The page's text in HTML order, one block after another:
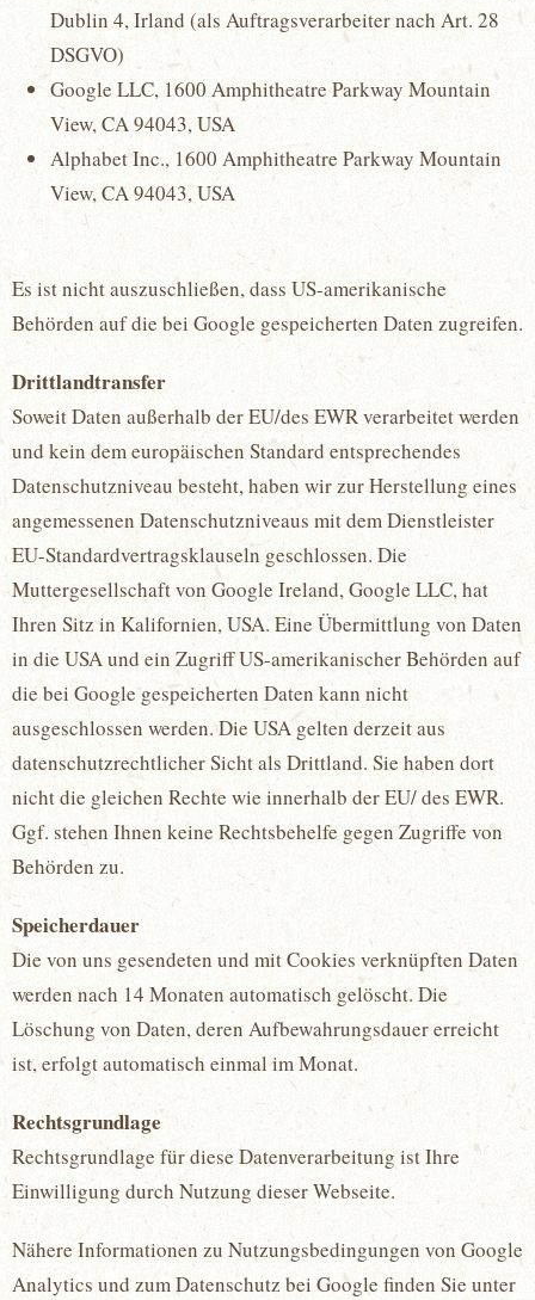
Dublin 4, Irland (als Auftragsverarbeiter nach Art. 28
DSGVO)
Google LLC, 1600 Amphitheatre Parkway Mountain
View, CA 94043, USA
Alphabet Inc., 1600 Amphitheatre Parkway Mountain
View, CA 94043, USA
Es ist nicht auszuschließen, dass US-amerikanische
Behörden auf die bei Google gespeicherten Daten zugreifen.
Drittlandtransfer
Soweit Daten außerhalb der EU/des EWR verarbeitet werden
und kein dem europäischen Standard entsprechendes
Datenschutzniveau besteht, haben wir zur Herstellung eines
angemessenen Datenschutzniveaus mit dem Dienstleister
EU-Standardvertragsklauseln geschlossen. Die
Muttergesellschaft von Google Ireland, Google LLC, hat
Ihren Sitz in Kalifornien, USA. Eine Übermittlung von Daten
in die USA und ein Zugriff US-amerikanischer Behörden auf
die bei Google gespeicherten Daten kann nicht
ausgeschlossen werden. Die USA gelten derzeit aus
datenschutzrechtlicher Sicht als Drittland. Sie haben dort
nicht die gleichen Rechte wie innerhalb der EU/ des EWR.
Ggf. stehen Ihnen keine Rechtsbehelfe gegen Zugriffe von
Behörden zu.
Speicherdauer
Die von uns gesendeten und mit Cookies verknüpften Daten
werden nach 14 Monaten automatisch gelöscht. Die
Löschung von Daten, deren Aufbewahrungsdauer erreicht
ist, erfolgt automatisch einmal im Monat.
Rechtsgrundlage
Rechtsgrundlage für diese Datenverarbeitung ist Ihre
Einwilligung durch Nutzung dieser Webseite.
Nähere Informationen zu Nutzungsbedingungen von Google
Analytics und zum Datenschutz bei Google finden Sie unter